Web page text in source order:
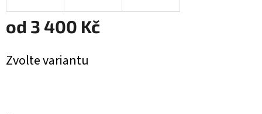
od 3 400 Kč
cena:
Zvolte variantu